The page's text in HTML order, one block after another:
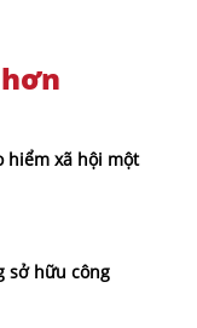
hiểm xã hội một
sở hữu công